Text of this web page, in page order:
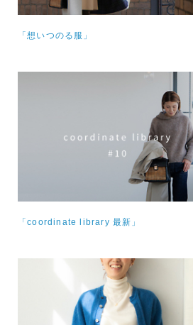
「想いつのる服」
「coordinate library 最新」